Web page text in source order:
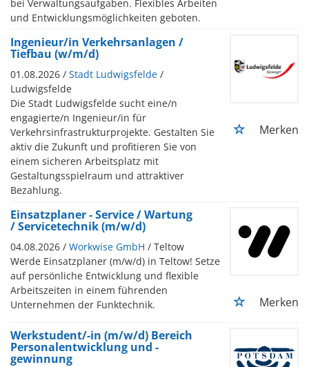
bei Verwaltungsaufgaben. Flexibles Arbeiten
und Entwicklungsmöglichkeiten geboten.
Ingenieur/in Verkehrsanlagen /
Tiefbau (w/m/d)
01.08.2026 / Stadt Ludwigsfelde /
Ludwigsfelde
Die Stadt Ludwigsfelde sucht eine/n
engagierte/n Ingenieur/in für
Verkehrsinfrastrukturprojekte. Gestalten Sie
aktiv die Zukunft und profitieren Sie von
einem sicheren Arbeitsplatz mit
Gestaltungsspielraum und attraktiver
Bezahlung.
Merken
Einsatzplaner - Service / Wartung
/ Servicetechnik (m/w/d)
04.08.2026 / Workwise GmbH / Teltow
Werde Einsatzplaner (m/w/d) in Teltow! Setze
auf persönliche Entwicklung und flexible
Arbeitszeiten in einem führenden
Unternehmen der Funktechnik.
Merken
Werkstudent/-in (m/w/d) Bereich
Personalentwicklung und -
gewinnung